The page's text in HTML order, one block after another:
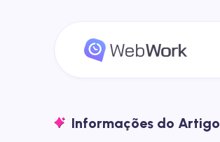
Informações do Artigo